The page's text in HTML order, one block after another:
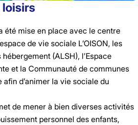
loisirs
été mise en place avec le centre
de vie sociale L’OISON, les
(ALSH), l’Espace
et la Communauté de communes
d’animer la vie sociale du
de mener à bien diverses activités
personnel des enfants,